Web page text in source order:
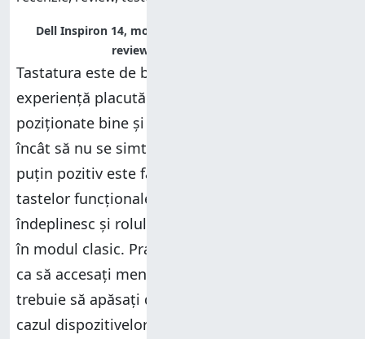
Dell Inspiron 14, model 7437, performante, recenzie,
review, teste, comparatie
Tastatura este de bună calitate și oferă o
experiență placută deoarece tastele sunt
poziționate bine și au suficient spațiu între ele
încât să nu se simtă înghesuite. Un aspect mai
puțin pozitiv este faptul că modul de utilizare al
tastelor funcționale este inversat. Ele
îndeplinesc și rolul de taste multimedia, dar nu
în modul clasic. Practic, dacă vreți să apăsați F1
ca să accesați meniul
trebuie să apăsați de fapt Fn+F1, la fel ca în
cazul dispozitivelor Microsoft Surface. Un alt